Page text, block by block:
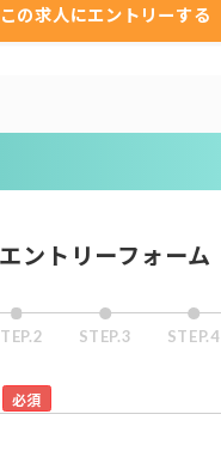
この求人にエントリーする
エントリーフォーム
STEP.3 STEP.4